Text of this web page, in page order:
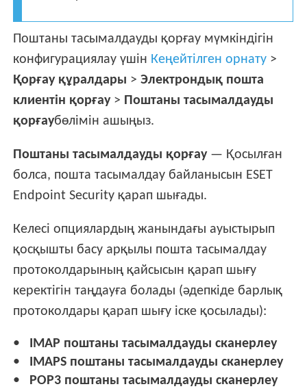
Поштаны тасымалдауды қорғау мүмкіндігін
конфигурациялау үшін Кеңейтілген орнату >
Қорғау құралдары >Электрондық пошта
клиентін қорғау> Поштаны тасымалдауды
қорғаубөлімін ашыңыз.
Поштаны тасымалдауды қорғау— Қосылған
болса, пошта тасымалдау байланысын ESET
Endpoint Security қарап шығады.
Келесі опциялардың жанындағы ауыстырып
қосқышты басу арқылы пошта тасымалдау
протоколдарының қайсысын қарап шығу
керектігін таңдауға болады (әдепкіде барлық
протоколдары қарап шығу іске қосылады):
IMAP поштаны тасымалдауды сканерлеу
IMAPS поштаны тасымалдауды сканерлеу
POP3 поштаны тасымалдауды сканерлеу